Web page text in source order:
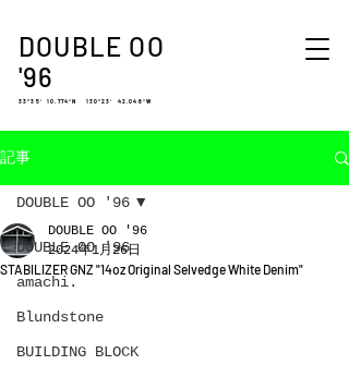
DOUBLE OO
'96
33°35′ 10.774″N 130°23′ 42.048″W
記事
DOUBLE OO '96
amachi.
Blundstone
BUILDING BLOCK
DOUBLE OO '96
STABILIZER GNZ "14oz Original Selvedge White Denim"
DOUBLE OO '96
2024年1月26日